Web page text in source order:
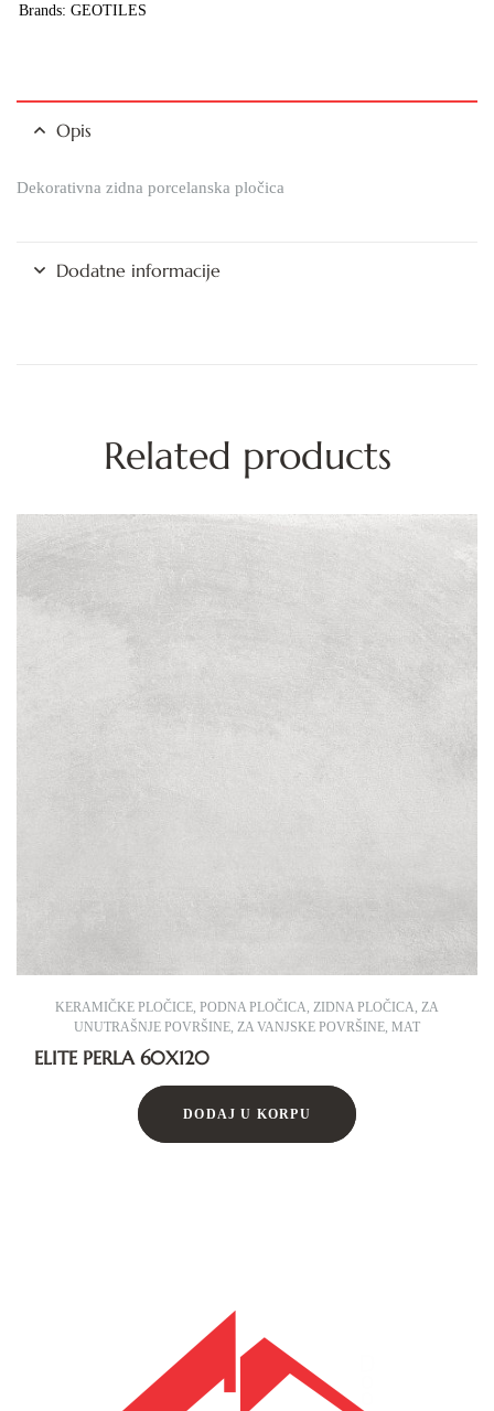
Brands: GEOTILES
Opis
Dekorativna zidna porcelanska pločica
Dodatne informacije
Related products
KERAMIČKE PLOČICE, PODNA PLOČICA, ZIDNA PLOČICA, ZA
UNUTRAŠNJE POVRŠINE, ZA VANJSKE POVRŠINE, MAT
ELITE PERLA 60X120
DODAJ U KORPU